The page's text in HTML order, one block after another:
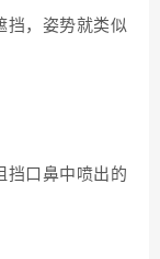
挡，姿势就类似
挡口鼻中喷出的